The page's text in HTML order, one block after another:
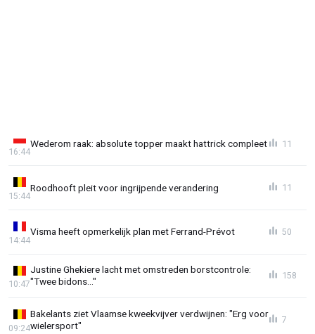
Wederom raak: absolute topper maakt hattrick compleet
16:44
11
Roodhooft pleit voor ingrijpende verandering
15:44
11
Visma heeft opmerkelijk plan met Ferrand-Prévot
14:44
50
Justine Ghekiere lacht met omstreden borstcontrole:
"Twee bidons..."
10:47
158
Bakelants ziet Vlaamse kweekvijver verdwijnen: "Erg voor
wielersport"
09:24
7